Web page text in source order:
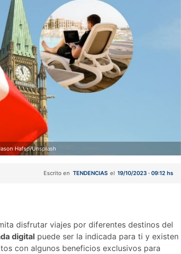
Hafso/Unsplash
Escrito en TENDENCIAS el 19/10/2023 · 09:12 hs
disfrutar viajes por diferentes destinos del
digital puede ser la indicada para ti y existen
con algunos beneficios exclusivos para